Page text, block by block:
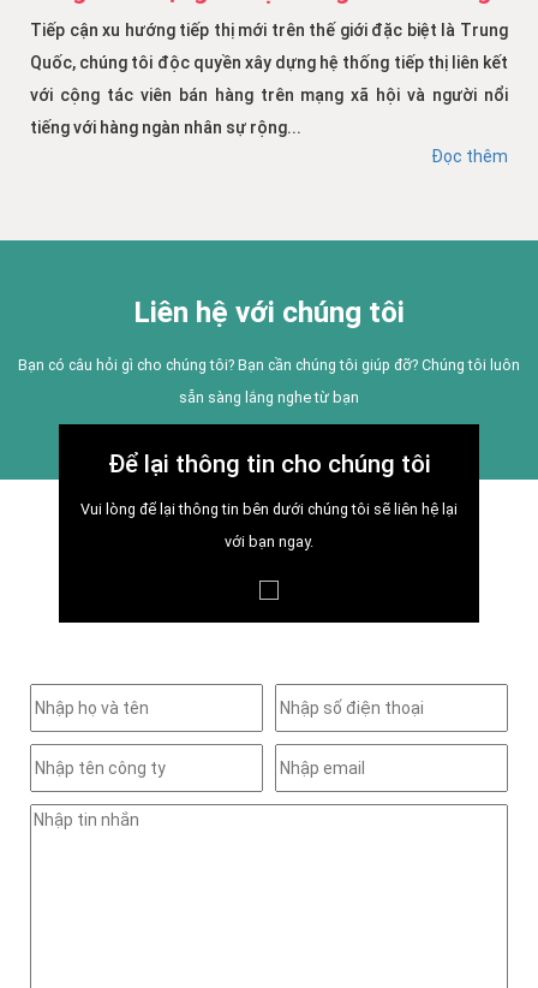
Tiếp cận xu hướng tiếp thị mới trên thế giới đặc biệt là Trung
Quốc, chúng tôi độc quyền xây dựng hệ thống tiếp thị liên kết
với cộng tác viên bán hàng trên mạng xã hội và người nổi
tiếng với hàng ngàn nhân sự rộng...
Đọc thêm
Liên hệ với chúng tôi
Bạn có câu hỏi gì cho chúng tôi? Bạn cần chúng tôi giúp đỡ? Chúng tôi luôn
sẵn sàng lắng nghe từ bạn
Để lại thông tin cho chúng tôi
Vui lòng để lại thông tin bên dưới chúng tôi sẽ liên hệ lại
với bạn ngay.